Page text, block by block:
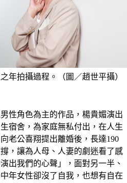
性角色為主的作品，楊貴媚演出
宿舍，為家庭無私付出，在人生
老公喜翔提出離婚後，長達190
，讓為人母、人妻的劇迷看了感
出我們的心聲」，面對另一半、